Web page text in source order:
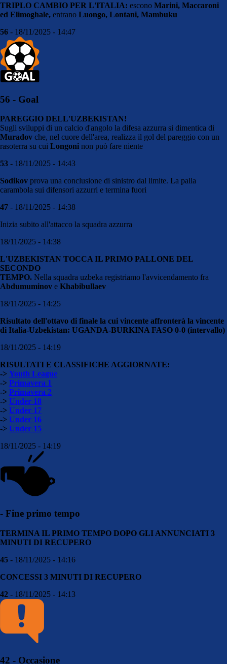
TRIPLO CAMBIO PER L'ITALIA: escono Marini, Maccaroni
ed Elimoghale, entrano Luongo, Lontani, Mambuku
56 - 18/11/2025 - 14:47
56 - Goal
PAREGGIO DELL'UZBEKISTAN!
Sugli sviluppi di un calcio d'angolo la difesa azzurra si dimentica di
Muradov che, nel cuore dell'area, realizza il gol del pareggio con un
rasoterra su cui Longoni non può fare niente
53 - 18/11/2025 - 14:43
Sodikov prova una conclusione di sinistro dal limite. La palla
carambola sui difensori azzurri e termina fuori
47 - 18/11/2025 - 14:38
Inizia subito all'attacco la squadra azzurra
18/11/2025 - 14:38
L'UZBEKISTAN TOCCA IL PRIMO PALLONE DEL
SECONDO
TEMPO. Nella squadra uzbeka registriamo l'avvicendamento fra
Abdumuminov e Khabibullaev
18/11/2025 - 14:25
Risultato dell'ottavo di finale la cui vincente affronterà la vincente
di Italia-Uzbekistan: UGANDA-BURKINA FASO 0-0 (intervallo)
18/11/2025 - 14:19
RISULTATI E CLASSIFICHE AGGIORNATE:
-> Youth League
-> Primavera 1
-> Primavera 2
-> Under 18
-> Under 17
-> Under 16
-> Under 15
18/11/2025 - 14:19
- Fine primo tempo
TERMINA IL PRIMO TEMPO DOPO GLI ANNUNCIATI 3
MINUTI DI RECUPERO
45 - 18/11/2025 - 14:16
CONCESSI 3 MINUTI DI RECUPERO
42 - 18/11/2025 - 14:13
42 - Occasione